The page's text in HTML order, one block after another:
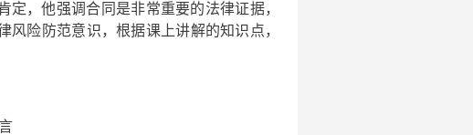
，他强调合同是非常重要的法律证据，
险防范意识，根据课上讲解的知识点，